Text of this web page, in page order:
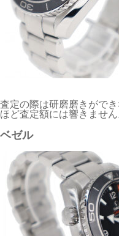
査定の際は研磨磨きがで
ほど査定額には響きません
ベゼル